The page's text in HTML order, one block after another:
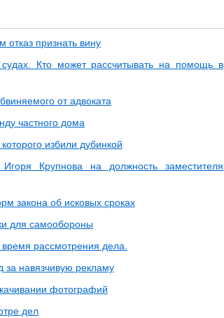
отказ признать вину
Кто может рассчитывать на помощь в
от адвоката
частного дома
избили дубинкой
Крупнова на должность заместителя
закона об исковых сроках
для самообороны
рассмотрения дела.
за навязчивую рекламу
фотографий
дел